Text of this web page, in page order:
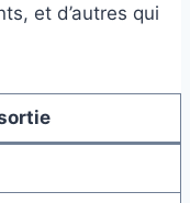
et d’autres qui